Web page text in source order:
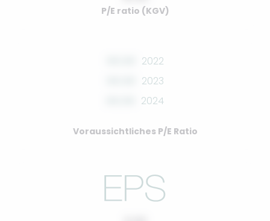
P/E ratio (KGV)
2022
2023
2024
Voraussichtliches P/E Ratio